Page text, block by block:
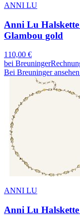
ANNI LU
Anni Lu
Glambou gold
110,00 €
bei Breuninger
Bei Breuninger ansehen
ANNI LU
Anni Lu